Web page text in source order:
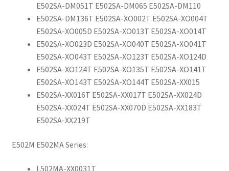
E502SA-DM051T E502SA-DM065 E502SA-DM110
E502SA-DM136T E502SA-XO002T E502SA-XO004T
E502SA-XO005D E502SA-XO013T E502SA-XO014T
E502SA-XO023D E502SA-XO040T E502SA-XO041T
E502SA-XO043T E502SA-XO123T E502SA-XO124D
E502SA-XO124T E502SA-XO135T E502SA-XO141T
E502SA-XO143T E502SA-XO144T E502SA-XX015
E502SA-XX016T E502SA-XX017T E502SA-XX024D
E502SA-XX024T E502SA-XX070D E502SA-XX183T
E502SA-XX219T
E502M E502MA Series:
L502MA-XX0031T